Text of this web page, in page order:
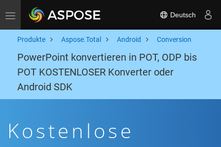
Toggle navigation Deutsch
Produkte Aspose.Total Android Conversion
PowerPoint konvertieren in POT, ODP bis
POT KOSTENLOSER Konverter oder
Android SDK
Kostenlose